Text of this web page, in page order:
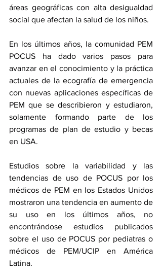
áreas geográficas con alta desigualdad
social que afectan la salud de los niños.
En los últimos años, la comunidad PEM
POCUS ha dado varios pasos para
avanzar en el conocimiento y la práctica
actuales de la ecografía de emergencia
con nuevas aplicaciones específicas de
PEM que se describieron y estudiaron,
solamente formando parte de los
programas de plan de estudio y becas
en USA.
Estudios sobre la variabilidad y las
tendencias de uso de POCUS por los
médicos de PEM en los Estados Unidos
mostraron una tendencia en aumento de
su uso en los últimos años, no
encontrándose estudios publicados
sobre el uso de POCUS por pediatras o
médicos de PEM/UCIP en América
Latina.